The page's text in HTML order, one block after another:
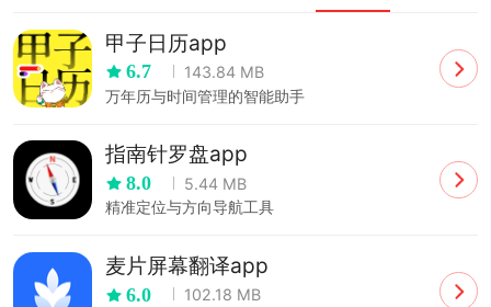
甲子日历app
6.7
143.84 MB
万年历与时间管理的智能助手
指南针罗盘app
8.0
5.44 MB
精准定位与方向导航工具
麦片屏幕翻译app
6.0
102.18 MB